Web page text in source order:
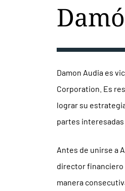
Damon Audia es
Corporation. Es
lograr su
partes
Antes de unirse a
director financiero
manera